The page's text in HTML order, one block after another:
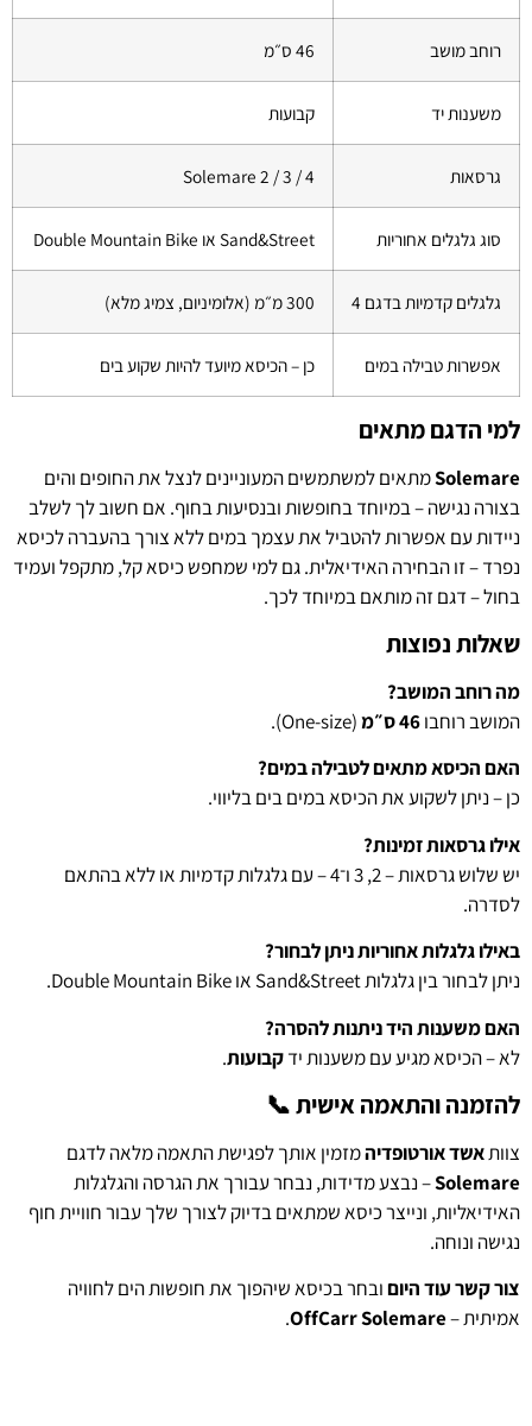
רוחב מושב 46 ס״מ
משענות יד קבועות
גרסאות Solemare 2 / 3 / 4
סוג גלגלים אחוריות Sand&Street או Double Mountain Bike
גלגלים קדמיות בדגם 4 300 מ״מ (אלומיניום, צמיג מלא)
אפשרות טבילה במים כן – הכיסא מיועד להיות שקוע בים
למי הדגם מתאים
Solemareמתאים למשתמשים המעוניינים לנצל את החופים והים
בצורה נגישה – במיוחד בחופשות ובנסיעות בחוף. אם חשוב לך לשלב
ניידות עם אפשרות להטביל את עצמך במים ללא צורך בהעברה לכיסא
נפרד – זו הבחירה האידיאלית. גם למי שמחפש כיסא קל, מתקפל ועמיד
בחול – דגם זה מותאם במיוחד לכך.
שאלות נפוצות
מה רוחב המושב?
המושב רוחבו46 ס״מ
(One-size).
האם הכיסא מתאים לטבילה במים?
כן – ניתן לשקוע את הכיסא במים בים בליווי.
אילו גרסאות זמינות?
יש שלוש גרסאות – 2, 3 ו־4 – עם גלגלות קדמיות או ללא בהתאם
לסדרה.
באילו גלגלות אחוריות ניתן לבחור?
ניתן לבחור בין גלגלות Sand&Street או Double Mountain Bike.
האם משענות היד ניתנות להסרה?
לא – הכיסא מגיע עם משענות ידקבועות.
להזמנה והתאמה אישית 📞
צוותאשד אורטופדיהמזמין אותך לפגישת התאמה מלאה לדגם
Solemare– נבצע מדידות, נבחר עבורך את הגרסה והגלגלות
האידיאליות, ונייצר כיסא שמתאים בדיוק לצורך שלך עבור חוויית חוף
נגישה ונוחה.
צור קשר עוד היוםובחר בכיסא שיהפוך את חופשות הים לחוויה
אמיתית –OffCarr Solemare
.